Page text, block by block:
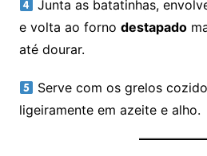
Junta as batatinhas,
e volta ao forno destapado
até dourar.
Serve com os grelos
ligeiramente em azeite e alho.